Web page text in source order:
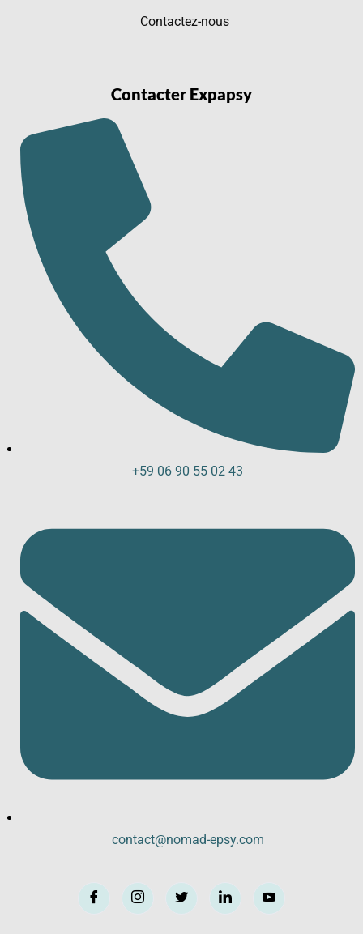
Contactez-nous
Contacter Expapsy
+59 06 90 55 02 43
contact@nomad-epsy.com